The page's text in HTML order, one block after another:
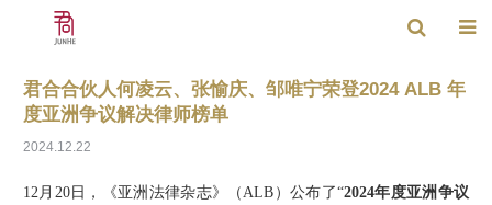
君合合伙人何凌云、张愉庆、邹唯宁荣登2024 ALB 年
度亚洲争议解决律师榜单
2024.12.22
12月20日，《亚洲法律杂志》（ALB）公布了“2024年度亚洲争议